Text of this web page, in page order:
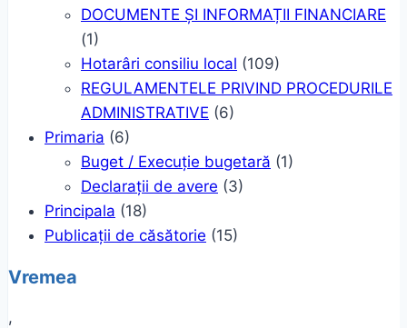
DOCUMENTE ȘI INFORMAȚII FINANCIARE
(1)
Hotarâri consiliu local (109)
REGULAMENTELE PRIVIND PROCEDURILE
ADMINISTRATIVE (6)
Primaria (6)
Buget / Execuție bugetară (1)
Declarații de avere (3)
Principala (18)
Publicații de căsătorie (15)
Vremea
,